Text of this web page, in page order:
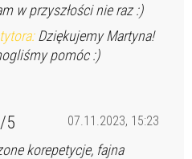
w przyszłości nie raz :)
Dziękujemy Martyna!
pomóc :)
07.11.2023, 15:23
5
korepetycje, fajna